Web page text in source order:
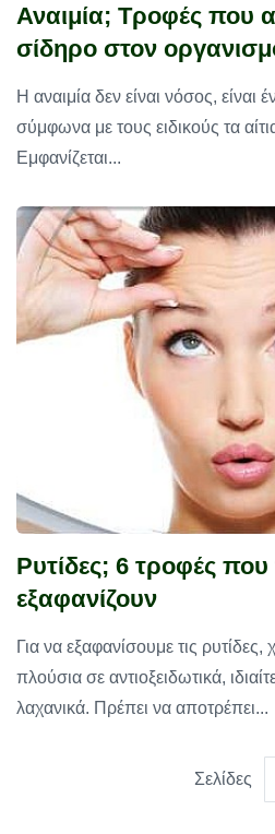
Αναιμία; Τροφές που
σίδηρο στον
Η αναιμία δεν είναι νόσος, είναι
σύμφωνα με τους ειδικούς τα
Εμφανίζεται...
Ρυτίδες; 6 τροφές που
εξαφανίζουν
Για να εξαφανίσουμε τις
πλούσια σε αντιοξειδωτικά,
λαχανικά. Πρέπει να αποτρέπει...
Σελίδες